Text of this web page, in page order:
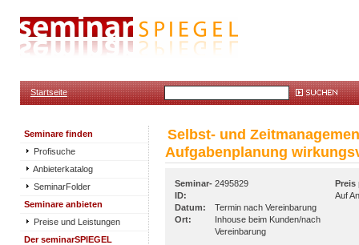
Startseite
Seminare finden
Profisuche
Anbieterkatalog
SeminarFolder
Seminare anbieten
Preise und Leistungen
Der seminarSPIEGEL
Selbst- und
Aufgabenplanung
Seminar-
ID:
2495829
Datum:
Termin nach Vereinbarung
Ort:
Inhouse beim Kunden/nach
Vereinbarung
Preis
Auf